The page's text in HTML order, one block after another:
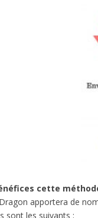
cette
apportera de
sont les suivants :